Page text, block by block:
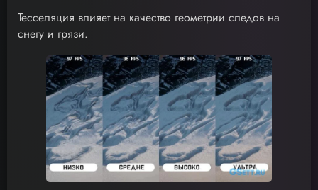
Тесселяция влияет на качество геометрии следов на
снегу и грязи.